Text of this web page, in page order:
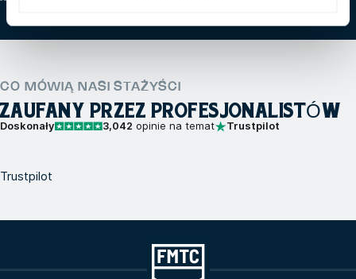
CO MÓWIĄ NASI STAŻYŚCI
ZAUFANY PRZEZ PROFESJONALISTÓW
Doskonały 3,042 opinie na temat Trustpilot
Trustpilot